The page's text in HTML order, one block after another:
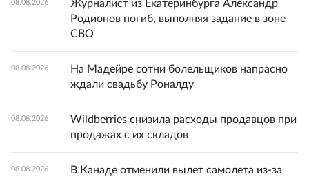
08.08.2026
Журналист из Екатеринбурга Александр
Родионов погиб, выполняя задание в зоне
СВО
08.08.2026
На Мадейре сотни болельщиков напрасно
ждали свадьбу Роналду
08.08.2026
Wildberries снизила расходы продавцов при
продажах с их складов
08.08.2026
В Канаде отменили вылет самолета из-за